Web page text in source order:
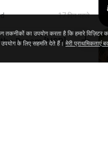
17 दिन पहले
Tomodachi Life Living the Dream [NSP].torrent
का उपयोग करता है कि हमारे विज़िटर
के लिए सहमति देते हैं। मेरी प्राथमिकताएं